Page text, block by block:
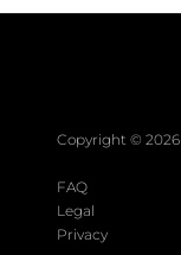
Copyright © 2026
FAQ
Legal
Privacy